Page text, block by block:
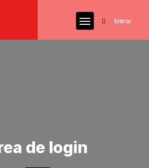
Entrar
de login